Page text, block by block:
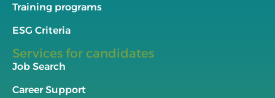
Training programs
ESG Criteria
Services for candidates
Job Search
Career Support